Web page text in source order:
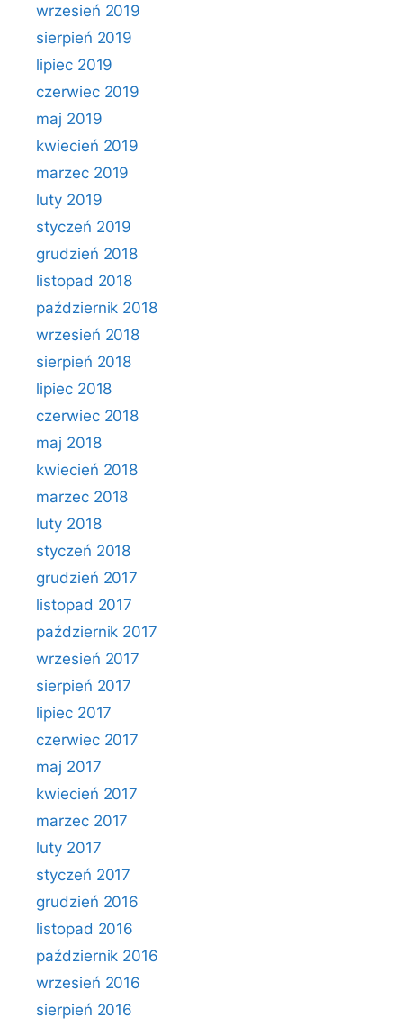
wrzesień 2019
sierpień 2019
lipiec 2019
czerwiec 2019
maj 2019
kwiecień 2019
marzec 2019
luty 2019
styczeń 2019
grudzień 2018
listopad 2018
październik 2018
wrzesień 2018
sierpień 2018
lipiec 2018
czerwiec 2018
maj 2018
kwiecień 2018
marzec 2018
luty 2018
styczeń 2018
grudzień 2017
listopad 2017
październik 2017
wrzesień 2017
sierpień 2017
lipiec 2017
czerwiec 2017
maj 2017
kwiecień 2017
marzec 2017
luty 2017
styczeń 2017
grudzień 2016
listopad 2016
październik 2016
wrzesień 2016
sierpień 2016